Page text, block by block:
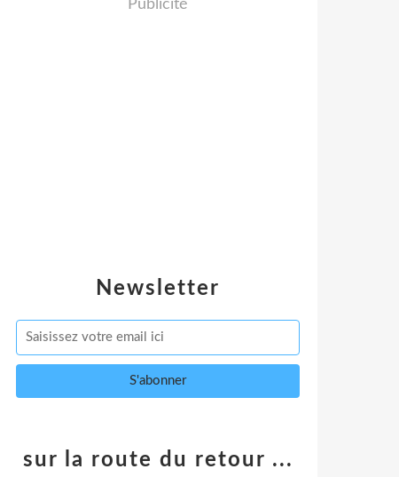
Newsletter
Publicité
sur la route du retour ...